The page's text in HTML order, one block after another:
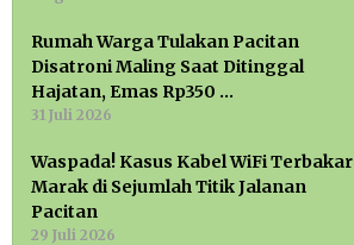
Rumah Warga Tulakan Pacitan
Disatroni Maling Saat Ditinggal
Hajatan, Emas Rp350 …
31 Juli 2026
Waspada! Kasus Kabel WiFi Terbakar
Marak di Sejumlah Titik Jalanan
Pacitan
29 Juli 2026